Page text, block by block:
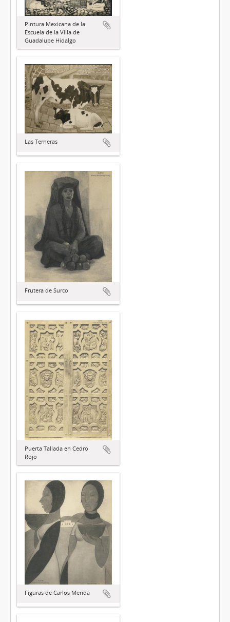
Pintura Mexicana de la
Escuela de la Villa de
Guadalupe Hidalgo
Las Terneras
Frutera de Surco
Puerta Tallada en Cedro
Rojo
Figuras de Carlos Mérida